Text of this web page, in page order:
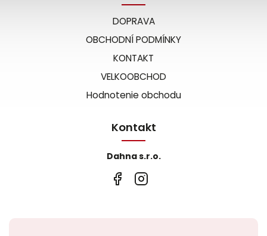
DOPRAVA
OBCHODNÍ PODMÍNKY
KONTAKT
VELKOOBCHOD
Hodnotenie obchodu
Kontakt
Dahna s.r.o.